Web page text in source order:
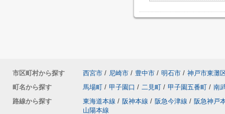
市区町村から探す 西宮市 / 尼崎市 / 豊中市 / 明石市 / 神戸市東灘
町名から探す
馬場町 / 甲子園口 / 二見町 / 甲子園五番町 / 南
路線から探す
東海道本線 / 阪神本線 / 阪急今津線 / 阪急神戸
山陽本線